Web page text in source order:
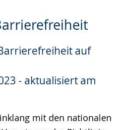
auf
- aktualisiert am
mit den nationalen